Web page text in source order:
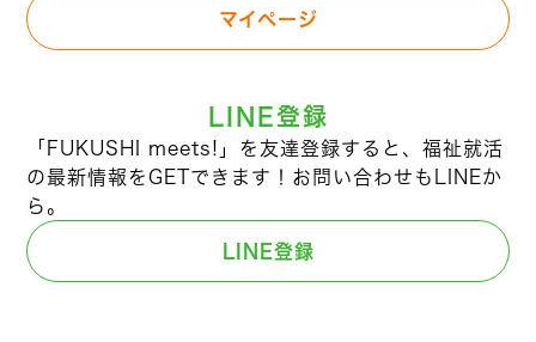
マイページ
LINE登録
「FUKUSHI meets!」を友達登録すると、福祉就活
の最新情報をGETできます！お問い合わせもLINEか
ら。
LINE登録